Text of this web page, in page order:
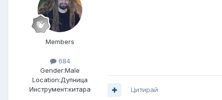
Members
684
Gender:Male
Location:Дупница
Инструмент:китара Цитирай